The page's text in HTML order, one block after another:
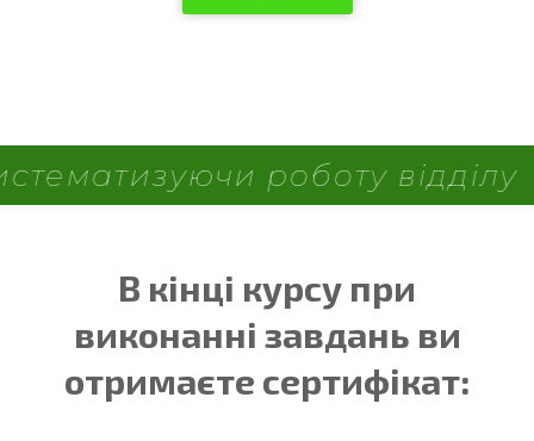
Збільшіть продажі -
В кінці курсу при
виконанні завдань ви
отримаєте сертифікат: